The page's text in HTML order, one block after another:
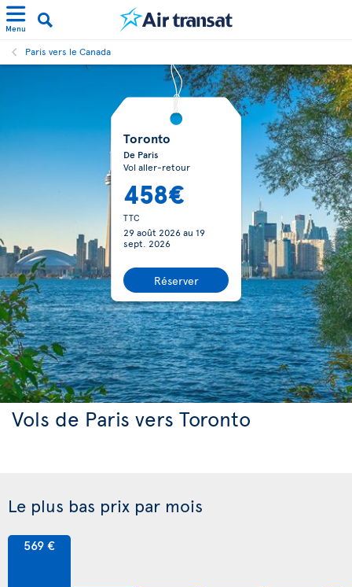
Menu
Paris vers le Canada
Toronto
De Paris
Vol aller-retour
458€
TTC
29 août 2026au 19
sept. 2026
Réserver
Vols de Paris vers Toronto
Le plus bas prix par mois
569 €